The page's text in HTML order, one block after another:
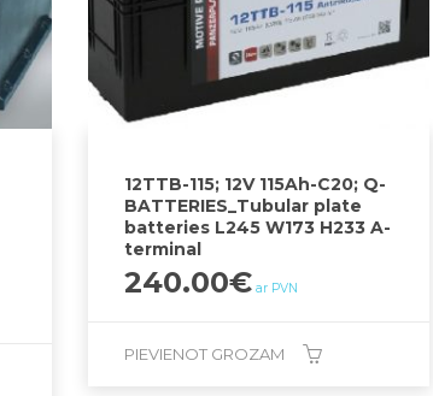
12TTB-115; 12V 115Ah-C20; Q-
BATTERIES_Tubular plate
batteries L245 W173 H233 A-
terminal
240.00€ ar PVN
PIEVIENOT GROZAM